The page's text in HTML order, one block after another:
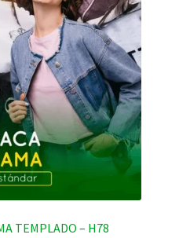
TEMPLADO – H78